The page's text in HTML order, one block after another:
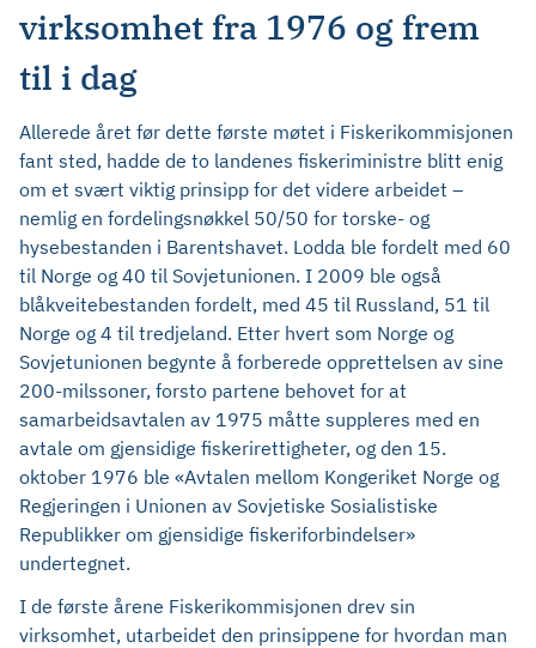
virksomhet fra 1976 og frem
til i dag
Allerede året før dette første møtet i Fiskerikommisjonen
fant sted, hadde de to landenes fiskeriministre blitt enig
om et svært viktig prinsipp for det videre arbeidet –
nemlig en fordelingsnøkkel 50/50 for torske- og
hysebestanden i Barentshavet. Lodda ble fordelt med 60
til Norge og 40 til Sovjetunionen. I 2009 ble også
blåkveitebestanden fordelt, med 45 til Russland, 51 til
Norge og 4 til tredjeland. Etter hvert som Norge og
Sovjetunionen begynte å forberede opprettelsen av sine
200-milssoner, forsto partene behovet for at
samarbeidsavtalen av 1975 måtte suppleres med en
avtale om gjensidige fiskerirettigheter, og den 15.
oktober 1976 ble «Avtalen mellom Kongeriket Norge og
Regjeringen i Unionen av Sovjetiske Sosialistiske
Republikker om gjensidige fiskeriforbindelser»
undertegnet.
I de første årene Fiskerikommisjonen drev sin
virksomhet, utarbeidet den prinsippene for hvordan man